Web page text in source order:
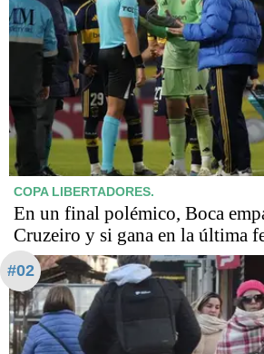
COPA LIBERTADORES.
En un final polémico, Boca
Cruzeiro y si gana en la última
#02